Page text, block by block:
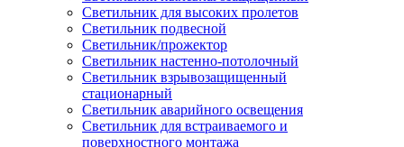
Светильник для высоких пролетов
Светильник подвесной
Светильник/прожектор
Светильник настенно-потолочный
Светильник взрывозащищенный
стационарный
Светильник аварийного освещения
Светильник для встраиваемого и
поверхностного монтажа